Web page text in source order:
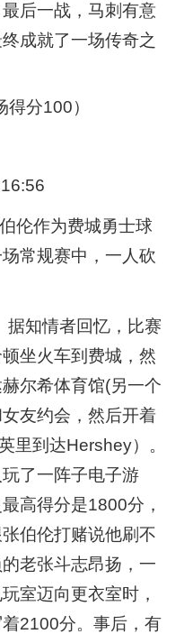
后一战，马刺有意
成就了一场传奇之
分100）
伦作为费城勇士球
常规赛中，一人砍
据知情者回忆，比赛
坐火车到费城，然
尔希体育馆(另一个
友约会，然后开着
里到达Hershey）。
了一阵子电子游
高得分是1800分，
伯伦打赌说他刷不
老张斗志昂扬，一
室迈向更衣室时，
2100分。事后，有